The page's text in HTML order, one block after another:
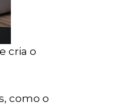
cria o
como o